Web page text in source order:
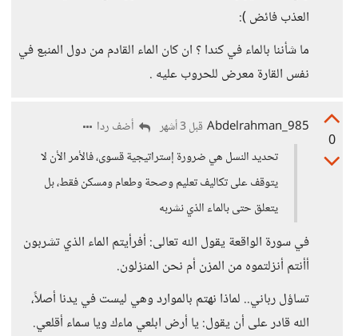
العذب فائض ):
ما شأننا بالماء في كندا ؟ ان كان الماء القادم من دول المنبع في
نفس القارة معرض للحروب عليه .
0
Abdelrahman_985 قبل 3 أشهر
أضف ردا
تحديد النسل هي ضرورة إستراتيجية قسوى، فالأمر الأن لا
يتوقف على تكاليف تعليم وصحة وطعام ومسكن فقط، بل
يتعلق حتى بالماء الذي نشربه
في سورة الواقعة يقول الله تعالى: أفرأيتم الماء الذي تشربون
أأنتم أنزلتموه من المزن أم نحن المنزلون.
تساؤل رباني.. لماذا نهتم بالموارد وهي ليست في يدنا أصلاً،
الله قادر على أن يقول: يا أرض ابلعي ماءك ويا سماء أقلعي.